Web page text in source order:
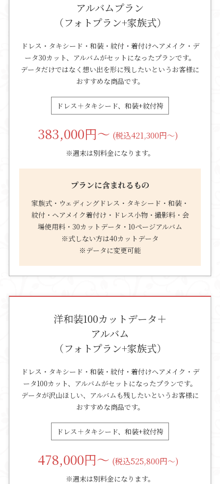
アルバムプラン
（フォトプラン+家族式）
ドレス・タキシード・和装・紋付・着付けヘアメイク・デ
ータ30カット、アルバムがセットになったプランです。
データだけではなく想い出を形に残したいというお客様に
おすすめな商品です。
ドレス＋タキシード、和装+紋付袴
383,000円～ (税込421,300円～)
※週末は別料金になります。
プランに含まれるもの
家族式・ウェディングドレス・タキシード・和装・
紋付・ヘアメイク着付け・ドレス小物・撮影料・会
場使用料・30カットデータ・10ページアルバム
※式しない方は40カットデータ
※データに変更可能
洋和装100カットデータ＋
アルバム
（フォトプラン+家族式）
ドレス・タキシード・和装・紋付・着付けヘアメイク・デ
ータ100カット、アルバムがセットになったプランです。
データが沢山ほしい、アルバムも残したいというお客様に
おすすめな商品です。
ドレス＋タキシード、和装+紋付袴
478,000円～ (税込525,800円～)
※週末は別料金になります。